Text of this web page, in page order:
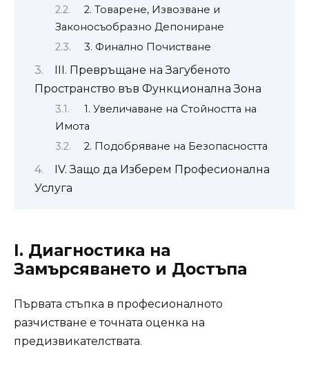
2. Товарене, Извозване и
Законосъобразно Депониране
3. Финално Почистване
III. Превръщане на Загубеното
Пространство във Функционална Зона
1. Увеличаване на Стойността на
Имота
2. Подобряване на Безопасността
IV. Защо да Изберем Професионална
Услуга
I. Диагностика на
Замърсяването и Достъпа
Първата стъпка в професионалното
разчистване е точната оценка на
предизвикателствата.